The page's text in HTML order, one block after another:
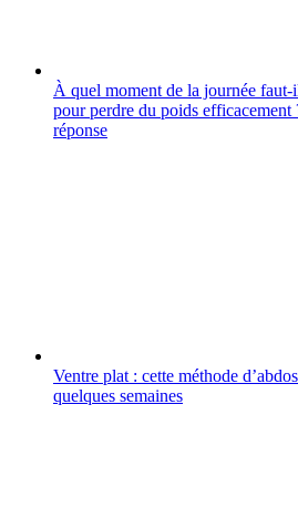
À quel moment de la journée faut-
pour perdre du poids efficacement
réponse
Ventre plat : cette méthode
quelques semaines